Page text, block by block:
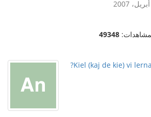
49348
Kiel (kaj de kie) vi